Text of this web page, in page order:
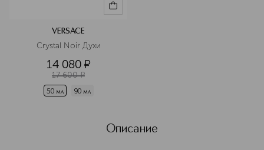
VERSACE
Crystal Noir Духи
14 080 ¤
17 600 ¤
50 мл 90 мл
Описание